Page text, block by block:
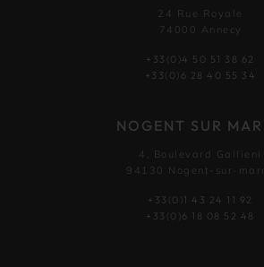
24 Rue Royale
74000 Annecy
+33(0)4 50 51 38 62
+33(0)6 28 40 55 34
NOGENT SUR
4, Boulevard Gallieni
94130 Nogent-sur-
+33(0)1 43 24 11 92
+33(0)6 18 08 52 48